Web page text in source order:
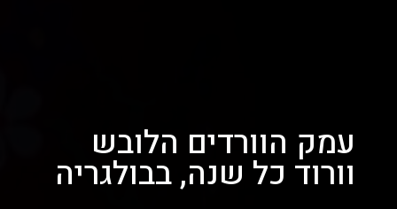
עמק הוורדים הלובש
וורוד כל שנה, בבולגריה